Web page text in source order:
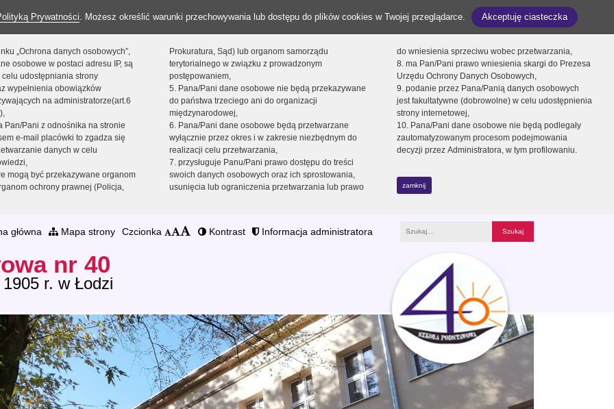
Prywatności. Możesz określić warunki przechowywania lub dostępu do plików cookies w Twojej przeglądarce. Akceptuję ciasteczka
„Ochrona danych osobowych”,
osobowe w postaci adresu IP, są
udostępniania strony
wypełnienia obowiązków
na administratorze(art.6
Pan/Pani z odnośnika na stronie
e-mail placówki to zgadza się
danych w celu
mogą być przekazywane organom
ochrony prawnej (Policja,
Prokuratura, Sąd) lub organom samorządu
terytorialnego w związku z prowadzonym
postępowaniem,
5. Pana/Pani dane osobowe nie będą przekazywane
do państwa trzeciego ani do organizacji
międzynarodowej,
6. Pana/Pani dane osobowe będą przetwarzane
wyłącznie przez okres i w zakresie niezbędnym do
realizacji celu przetwarzania,
7. przysługuje Panu/Pani prawo dostępu do treści
swoich danych osobowych oraz ich sprostowania,
usunięcia lub ograniczenia przetwarzania lub prawo
do wniesienia sprzeciwu wobec przetwarzania,
8. ma Pan/Pani prawo wniesienia skargi do Prezesa
Urzędu Ochrony Danych Osobowych,
9. podanie przez Pana/Panią danych osobowych
jest fakultatywne (dobrowolne) w celu udostępnienia
strony internetowej,
10. Pana/Pani dane osobowe nie będą podlegały
zautomatyzowanym procesom podejmowania
decyzji przez Administratora, w tym profilowaniu.
zamknij
główna Mapa strony Czcionka Kontrast Informacja administratora
nr 40
r. w Łodzi